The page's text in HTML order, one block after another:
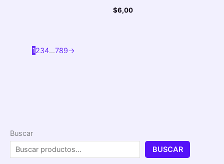
Buscar
BUSCAR
$6,00
1234…789→